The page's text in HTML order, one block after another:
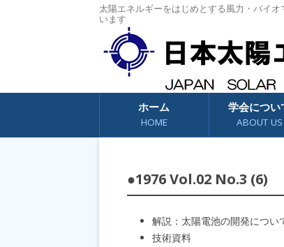
太陽エネルギーをはじめとする風力・バイ
います
コンテンツへスキップ
ホーム
HOME
学会につい
ABOUT US
●1976 Vol.02 No.3 (6)
解説：太陽電池の開発につい
技術資料